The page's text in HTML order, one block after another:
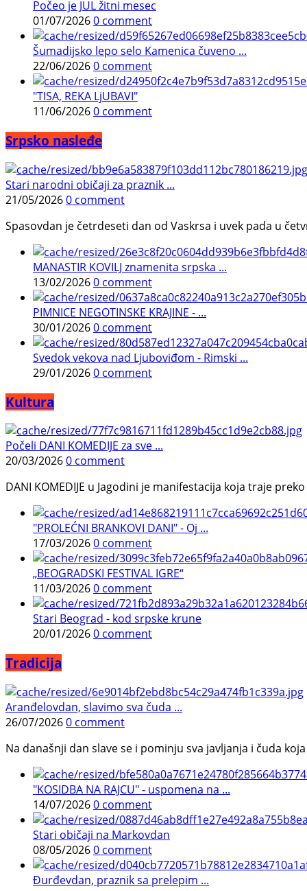
Počeo je JUL žitni mesec
01/07/20260 comment
Šumadijsko lepo selo Kamenica čuveno ...
22/06/20260 comment
"TISA, REKA LjUBAVI"
11/06/20260 comment
Srpsko nasleđe
Stari narodni običaji za praznik ...
21/05/20260 comment
Spasovdan je četrdeseti dan od Vaskrsa i uvek pada u
MANASTIR KOVILJ znamenita srpska ...
13/02/20260 comment
PIMNICE NEGOTINSKE KRAJINE - ...
30/01/20260 comment
Svedok vekova nad Ljuboviđom - Rimski ...
29/01/20260 comment
Kultura
Počeli DANI KOMEDIJE za sve ...
20/03/20260 comment
DANI KOMEDIJE u Jagodini je manifestacija koja traje
"PROLEĆNI BRANKOVI DANI" - Oj ...
17/03/20260 comment
„BEOGRADSKI FESTIVAL IGRE“
11/03/20260 comment
Stari Beograd - kod srpske krune
20/01/20260 comment
Tradicija
Aranđelovdan, slavimo sva čuda ...
26/07/20260 comment
Na današnji dan slave se i pominju sva javljanja i čuda
"KOSIDBA NA RAJCU" - uspomena na ...
14/07/20260 comment
Stari običaji na Markovdan
08/05/20260 comment
Đurđevdan, praznik sa prelepim ...